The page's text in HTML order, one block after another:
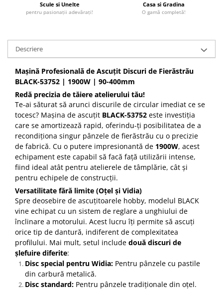
Scule si Unelte
pentru pasionații adevărați!
Casa si Gradina
O gamă completă!
Descriere
Mașină Profesională de Ascuțit Discuri de Fierăstrău
BLACK-53752 | 1900W | 90-400mm
Redă precizia de tăiere atelierului tău!
Te-ai săturat să arunci discurile de circular imediat ce se
tocesc? Mașina de ascuțit BLACK-53752 este investiția
care se amortizează rapid, oferindu-ți posibilitatea de a
recondiționa singur pânzele de fierăstrău cu o precizie
de fabrică. Cu o putere impresionantă de 1900W, acest
echipament este capabil să facă față utilizării intense,
fiind ideal atât pentru atelierele de tâmplărie, cât și
pentru echipele de construcții.
Versatilitate fără limite (Oțel și Vidia)
Spre deosebire de ascuțitoarele hobby, modelul BLACK
vine echipat cu un sistem de reglare a unghiului de
înclinare a motorului. Acest lucru îți permite să ascuți
orice tip de dantură, indiferent de complexitatea
profilului. Mai mult, setul include două discuri de
șlefuire diferite:
Disc special pentru Widia: Pentru pânzele cu pastile
din carbură metalică.
Disc standard: Pentru pânzele tradiționale din oțel.